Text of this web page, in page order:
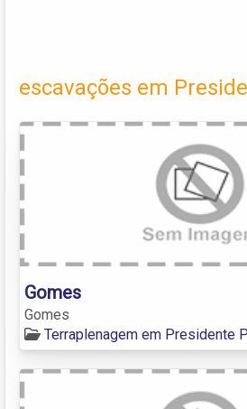
escavações em
Gomes
Gomes
Terraplenagem em Presidente